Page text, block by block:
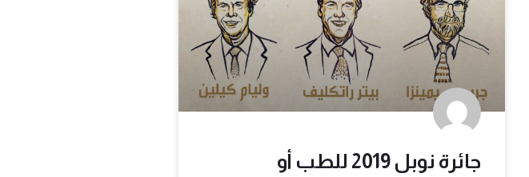
جائرة نوبل 2019 للطب أو